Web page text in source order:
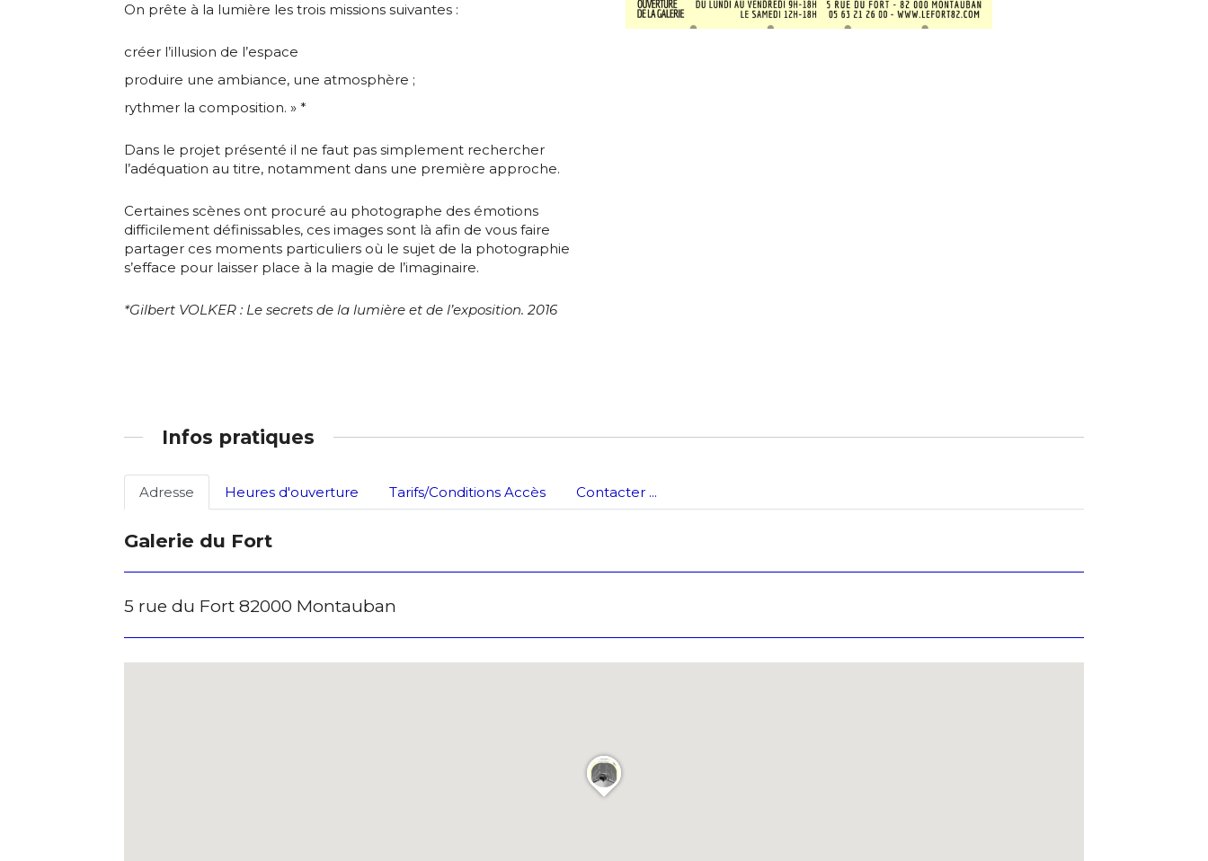
J'accepte les termes et conditions
* Champ obligatoire
Prénom
Statut / Organisation
J'accepte lestermes et conditions
On prête à la lumière les trois missions suivantes :
créer l’illusion de l’espace
produire une ambiance, une atmosphère ;
rythmer la composition. » *
Dans le projet présenté il ne faut pas simplement rechercher
l’adéquation au titre, notamment dans une première approche.
Certaines scènes ont procuré au photographe des émotions
difficilement définissables, ces images sont là afin de vous faire
partager ces moments particuliers où le sujet de la photographie
s’efface pour laisser place à la magie de l’imaginaire.
*Gilbert VOLKER : Le secrets de la lumière et de l’exposition. 2016
Infos pratiques
Adresse Heures d'ouverture Tarifs/Conditions Accès Contacter ...
Galerie du Fort
5 rue du Fort 82000 Montauban